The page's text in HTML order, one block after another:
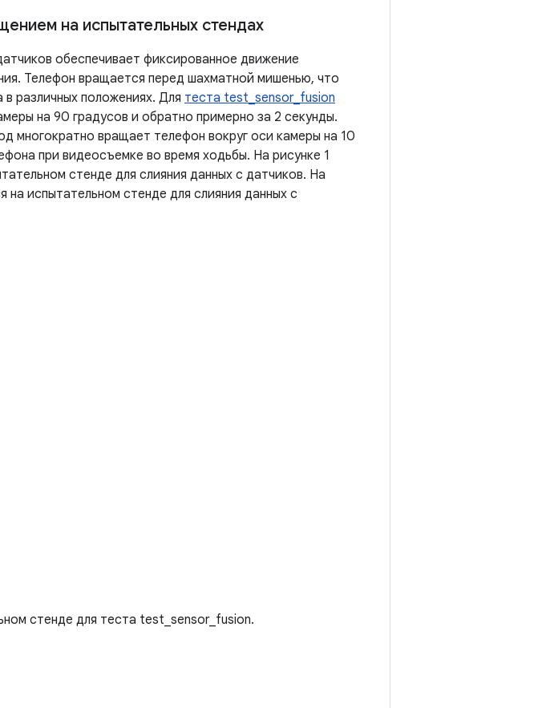
на испытательных стендах
обеспечивает фиксированное движение
Телефон вращается перед шахматной мишенью, что
различных положениях. Для теста test_sensor_fusion
на 90 градусов и обратно примерно за 2 секунды.
многократно вращает телефон вокруг оси камеры на 10
при видеосъемке во время ходьбы. На рисунке 1
стенде для слияния данных с датчиков. На
испытательном стенде для слияния данных с
стенде для теста test_sensor_fusion.